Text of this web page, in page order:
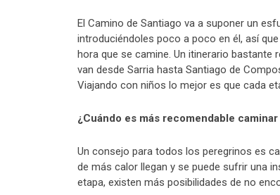
El Camino de Santiago va a suponer un
introduciéndoles poco a poco en él, así
hora que se camine. Un itinerario
van desde Sarria hasta Santiago de
Viajando con niños lo mejor es que cada
¿Cuándo es más recomendable caminar
Un consejo para todos los peregrinos es
de más calor llegan y se puede sufrir una
etapa, existen más posibilidades de no